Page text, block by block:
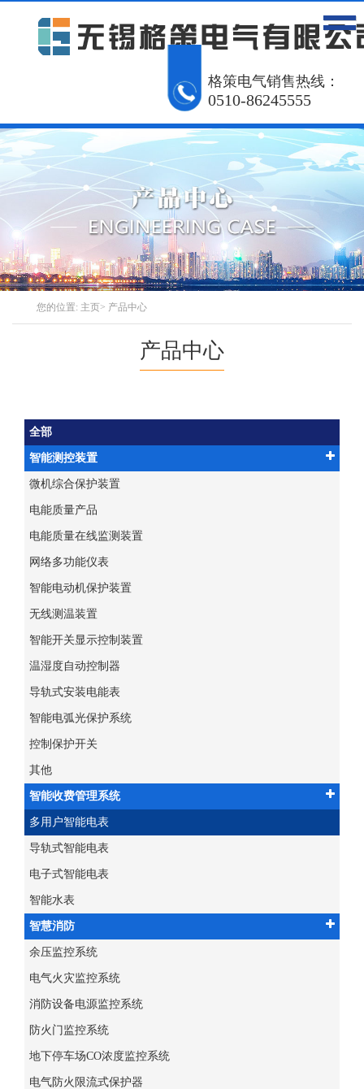
格策电气销售热线：
0510-86245555
产品中心
解决方案
资讯动态
关于我们
联系我们
English
您的位置: 主页> 产品中心
产品中心
全部
智能测控装置
微机综合保护装置
电能质量产品
电能质量在线监测装置
网络多功能仪表
智能电动机保护装置
无线测温装置
智能开关显示控制装置
温湿度自动控制器
导轨式安装电能表
智能电弧光保护系统
控制保护开关
其他
智能收费管理系统
多用户智能电表
导轨式智能电表
电子式智能电表
智能水表
智慧消防
余压监控系统
电气火灾监控系统
消防设备电源监控系统
防火门监控系统
地下停车场CO浓度监控系统
电气防火限流式保护器